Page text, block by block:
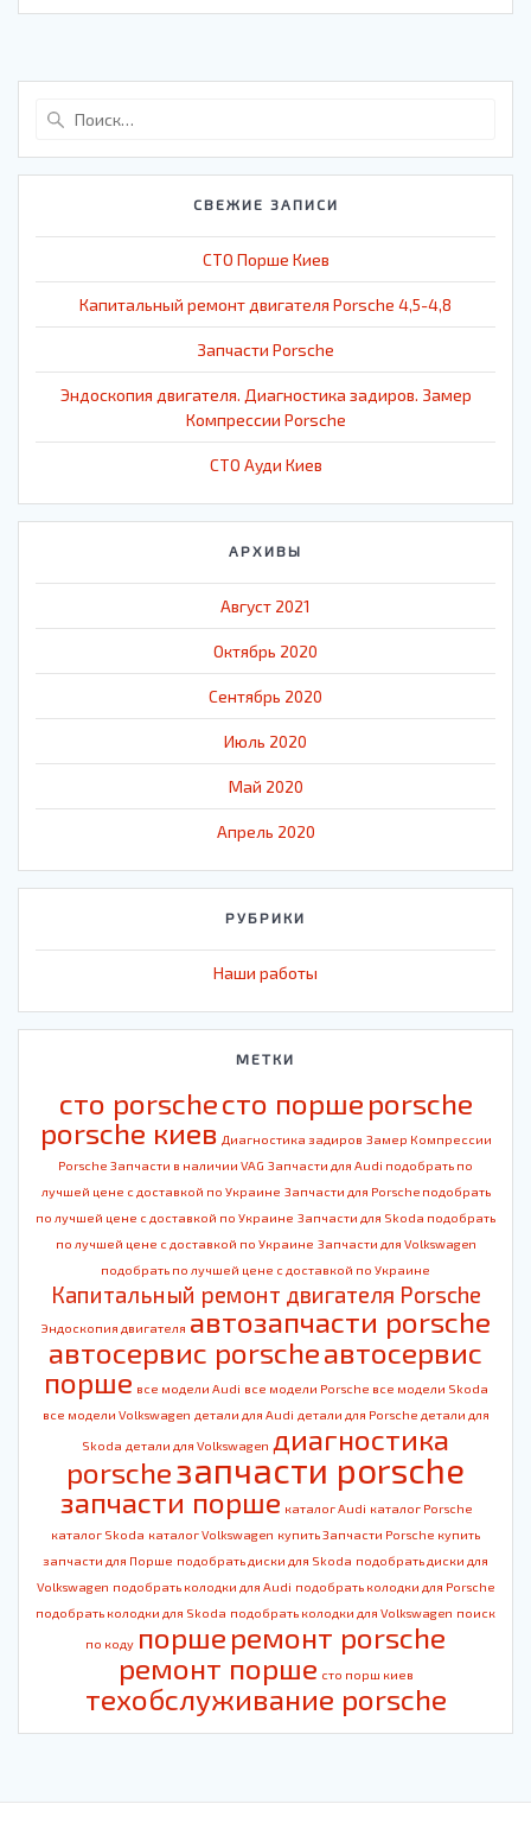
СВЕЖИЕ ЗАПИСИ
СТО Порше Киев
Капитальный ремонт двигателя Porsche 4,5-4,8
Запчасти Porsche
Эндоскопия двигателя. Диагностика задиров. Замер
Компрессии Porsche
СТО Ауди Киев
АРХИВЫ
Август 2021
Октябрь 2020
Сентябрь 2020
Июль 2020
Май 2020
Апрель 2020
РУБРИКИ
Наши работы
МЕТКИ
cто porschecто порше porsche
porsche киев Диагностика задиров Замер Компрессии
Porsche Запчасти в наличии VAG Запчасти для Audi подобрать по
лучшей цене с доставкой по Украине Запчасти для Porsche подобрать
по лучшей цене с доставкой по Украине Запчасти для Skoda подобрать
по лучшей цене с доставкой по Украине Запчасти для Volkswagen
подобрать по лучшей цене с доставкой по Украине
Капитальный ремонт двигателя Porsche
Эндоскопия двигателя автозапчасти porsche
автосервис porscheавтосервис
порше все модели Audi все модели Porsche все модели Skoda
все модели Volkswagen детали для Audi детали для Porsche детали для
Skoda детали для Volkswagen диагностика
porscheзапчасти porsche
запчасти порше каталог Audi каталог Porsche
каталог Skoda каталог Volkswagen купить Запчасти Porsche купить
запчасти для Порше подобрать диски для Skoda подобрать диски для
Volkswagen подобрать колодки для Audi подобрать колодки для Porsche
подобрать колодки для Skoda подобрать колодки для Volkswagen поиск
по коду порше ремонт porsche
ремонт порше сто порш киев
техобслуживание porsche